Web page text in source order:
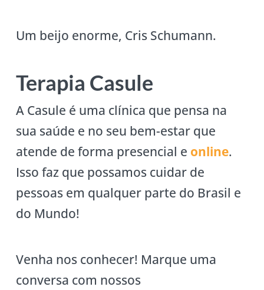
Um beijo enorme, Cris Schumann.
Terapia Casule
A Casule é uma clínica que pensa na
sua saúde e no seu bem-estar que
atende de forma presencial e online.
Isso faz que possamos cuidar de
pessoas em qualquer parte do Brasil e
do Mundo!
Venha nos conhecer! Marque uma
conversa com nossos